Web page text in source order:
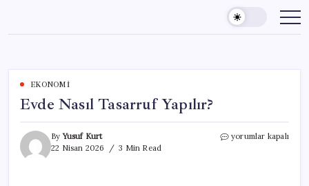
content
EKONOMI
Evde Nasıl Tasarruf Yapılır?
ByYusuf Kurt
22 Nisan 2026
3 Min Read
Evde
yorumlar kapalı